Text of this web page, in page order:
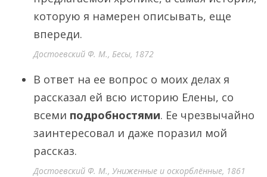
которую я намерен описывать, еще
впереди.
Достоевский Ф. М., Бесы, 1872
В ответ на ее вопрос о моих делах я
рассказал ей всю историю Елены, со
всеми подробностями. Ее чрезвычайно
заинтересовал и даже поразил мой
рассказ.
Достоевский Ф. М., Униженные и оскорблённые, 1861